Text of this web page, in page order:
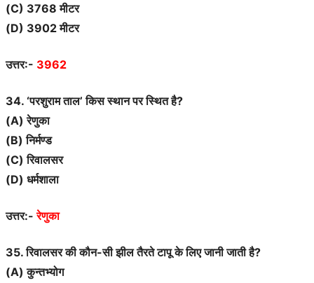
(C) 3768 मीटर
(D) 3902 मीटर
उत्तर:- 3962
34. ‘परशुराम ताल’ किस स्थान पर स्थित है?
(A) रेणुका
(B) निर्मण्ड
(C) रिवालसर
(D) धर्मशाला
उत्तर:-रेणुका
35. रिवालसर की कौन-सी झील तैरते टापू के लिए जानी जाती है?
(A) कुन्तभ्योग